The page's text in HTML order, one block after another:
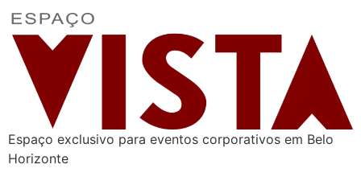
Espaço exclusivo para eventos corporativos em Belo
Horizonte